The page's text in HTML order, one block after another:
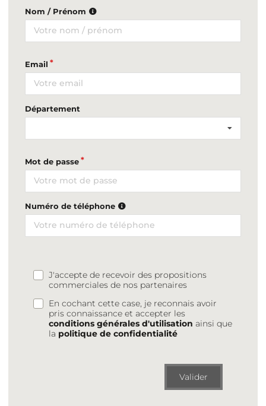
Nom / Prénom
Email
Département
Mot de passe
Numéro de téléphone
J'accepte de recevoir des propositions
commerciales de nos partenaires
En cochant cette case, je reconnais avoir
pris connaissance et accepter les
conditions générales d'utilisation ainsi que
la politique de confidentialité
Valider